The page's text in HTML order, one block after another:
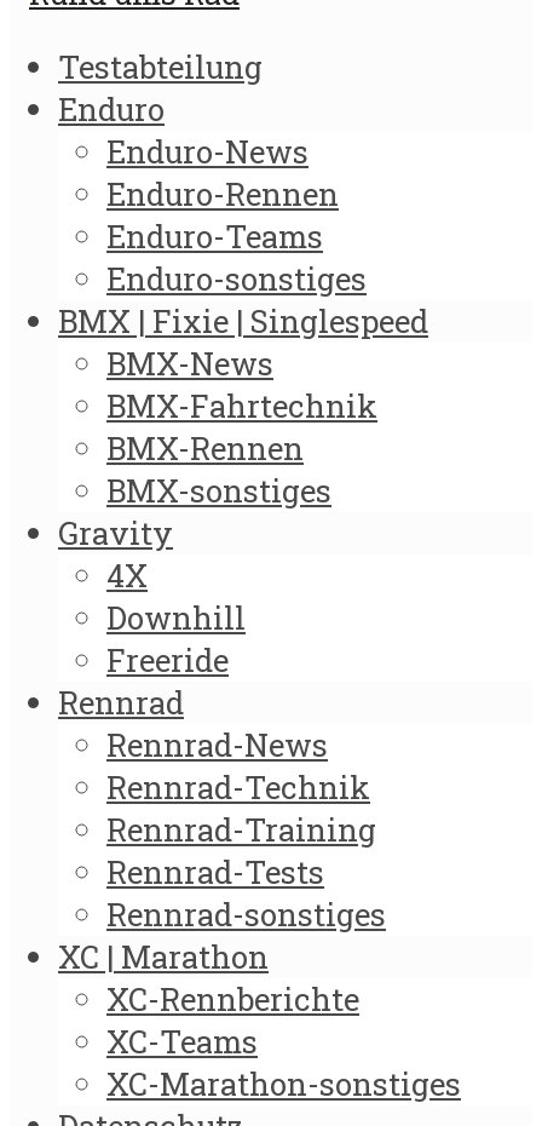
Testabteilung
Enduro
Enduro-News
Enduro-Rennen
Enduro-Teams
Enduro-sonstiges
BMX | Fixie | Singlespeed
BMX-News
BMX-Fahrtechnik
BMX-Rennen
BMX-sonstiges
Gravity
4X
Downhill
Freeride
Rennrad
Rennrad-News
Rennrad-Technik
Rennrad-Training
Rennrad-Tests
Rennrad-sonstiges
XC | Marathon
XC-Rennberichte
XC-Teams
XC-Marathon-sonstiges